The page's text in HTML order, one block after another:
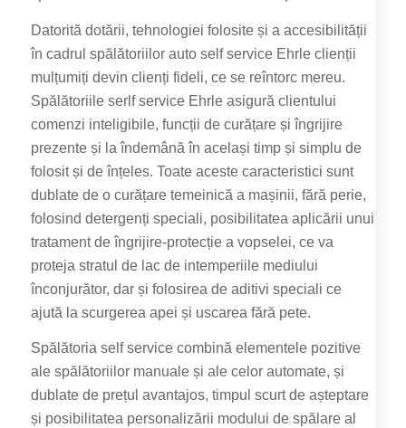
Datorită dotării, tehnologiei folosite și a accesibilității
în cadrul spălătoriilor auto self service Ehrle clienții
mulțumiți devin clienți fideli, ce se reîntorc mereu.
Spălătoriile serlf service Ehrle asigură clientului
comenzi inteligibile, funcții de curățare și îngrijire
prezente și la îndemână în același timp și simplu de
folosit și de înțeles. Toate aceste caracteristici sunt
dublate de o curățare temeinică a mașinii, fără perie,
folosind detergenți speciali, posibilitatea aplicării unui
tratament de îngrijire-protecție a vopselei, ce va
proteja stratul de lac de intemperiile mediului
înconjurător, dar și folosirea de aditivi speciali ce
ajută la scurgerea apei și uscarea fără pete.
Spălătoria self service combină elementele pozitive
ale spălătoriilor manuale și ale celor automate, și
dublate de prețul avantajos, timpul scurt de așteptare
și posibilitatea personalizării modului de spălare al